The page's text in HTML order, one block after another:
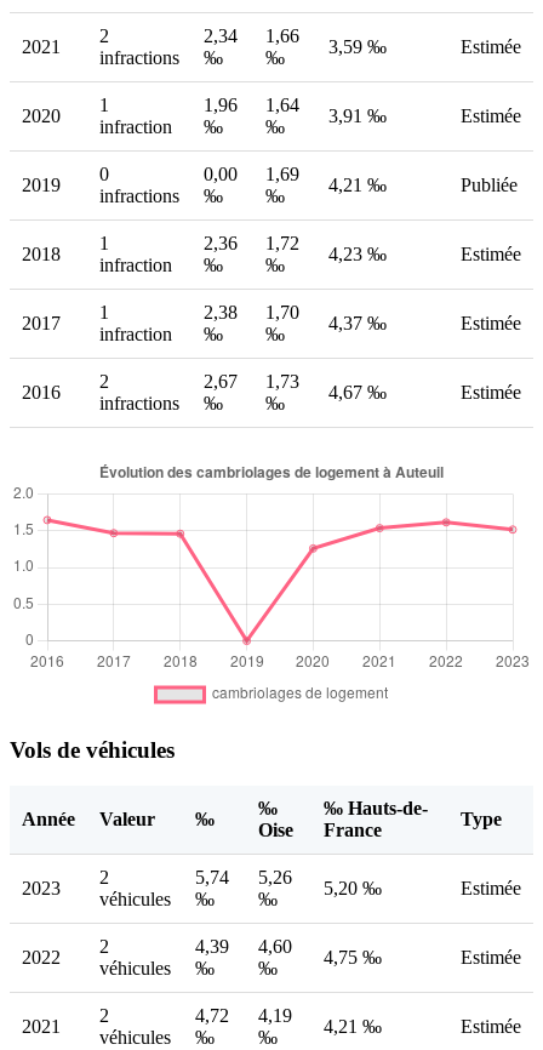
2021
2
infractions
2,34
‰
1,66
‰
3,59 ‰ Estimée
2020
1
infraction
1,96
‰
1,64
‰
3,91 ‰ Estimée
2019
0
infractions
0,00
‰
1,69
‰
4,21 ‰ Publiée
2018
1
infraction
2,36
‰
1,72
‰
4,23 ‰ Estimée
2017
1
infraction
2,38
‰
1,70
‰
4,37 ‰ Estimée
2016
2
infractions
2,67
‰
1,73
‰
4,67 ‰ Estimée
Vols de véhicules
Année Valeur ‰
‰
Oise
‰ Hauts-de-
France
Type
2023
2
véhicules
5,74
‰
5,26
‰
5,20 ‰ Estimée
2022
2
véhicules
4,39
‰
4,60
‰
4,75 ‰ Estimée
2021
2
véhicules
4,72
‰
4,19
‰
4,21 ‰ Estimée